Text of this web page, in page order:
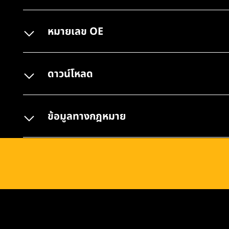
หมายเลข OE
ดาวน์โหลด
ข้อมูลทางกฎหมาย